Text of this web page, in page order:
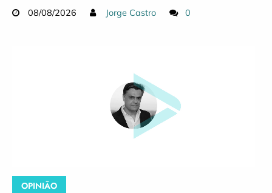
08/08/2026 Jorge Castro 0
OPINIÃO